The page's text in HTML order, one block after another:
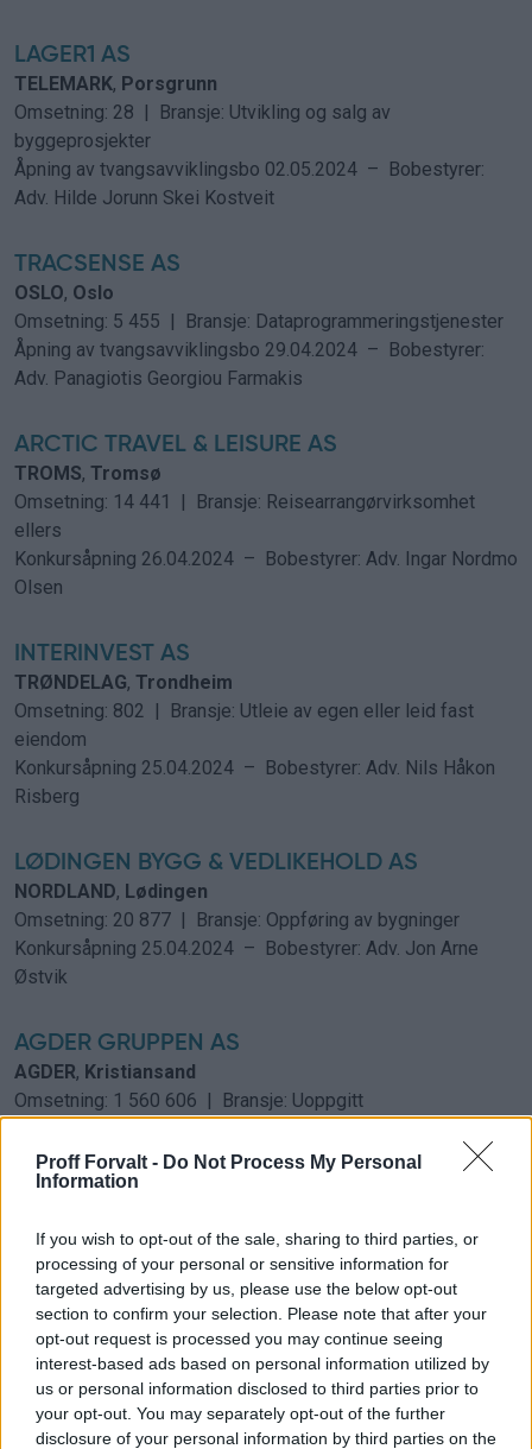
Proff Forvalt - Do Not Process My Personal
Information
If you wish to opt-out of the sale, sharing to third parties, or
processing of your personal or sensitive information for
targeted advertising by us, please use the below opt-out
section to confirm your selection. Please note that after your
opt-out request is processed you may continue seeing
interest-based ads based on personal information utilized by
us or personal information disclosed to third parties prior to
your opt-out. You may separately opt-out of the further
disclosure of your personal information by third parties on the
LAGER1 AS
TELEMARK, Porsgrunn
Omsetning: 28 | Bransje: Utvikling og salg av
byggeprosjekter
Åpning av tvangsavviklingsbo 02.05.2024 – Bobestyrer:
Adv. Hilde Jorunn Skei Kostveit
TRACSENSE AS
OSLO, Oslo
Omsetning: 5 455 | Bransje: Dataprogrammeringstjenester
Åpning av tvangsavviklingsbo 29.04.2024 – Bobestyrer:
Adv. Panagiotis Georgiou Farmakis
ARCTIC TRAVEL & LEISURE AS
TROMS, Tromsø
Omsetning: 14 441 | Bransje: Reisearrangørvirksomhet
ellers
Konkursåpning 26.04.2024 – Bobestyrer: Adv. Ingar Nordmo
Olsen
INTERINVEST AS
TRØNDELAG, Trondheim
Omsetning: 802 | Bransje: Utleie av egen eller leid fast
eiendom
Konkursåpning 25.04.2024 – Bobestyrer: Adv. Nils Håkon
Risberg
LØDINGEN BYGG & VEDLIKEHOLD AS
NORDLAND, Lødingen
Omsetning: 20 877 | Bransje: Oppføring av bygninger
Konkursåpning 25.04.2024 – Bobestyrer: Adv. Jon Arne
Østvik
AGDER GRUPPEN AS
AGDER, Kristiansand
Omsetning: 1 560 606 | Bransje: Uoppgitt
Christian Bohne
OSLO,Oslo
Omsetning: 40 | Bransje: Oppføring av bygninger
Konkursåpning25.04.2024 –Bobestyrer:Adv. Egil Hatling
AGDER RENTAL AS
, Kristiansand
Omsetning: 338 830 | Bransje: Utleie og leasing av bygge-